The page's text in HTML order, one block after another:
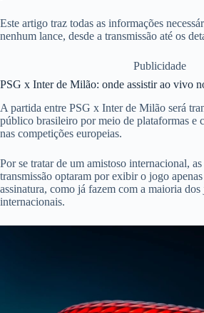
Este artigo traz todas as informações
nenhum lance, desde a transmissão até os
Publicidade
PSG x Inter de Milão: onde assistir ao vivo
A partida entre PSG x Inter de Milão será
público brasileiro por meio de plataformas e
nas competições europeias.
Por se tratar de um amistoso internacional,
transmissão optaram por exibir o jogo
assinatura, como já fazem com a maioria dos
internacionais.